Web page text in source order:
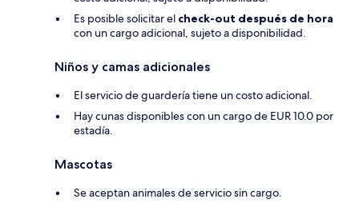
Es posible solicitar el check-out después de hora
con un cargo adicional, sujeto a disponibilidad.
Niños y camas adicionales
El servicio de guardería tiene un costo adicional.
Hay cunas disponibles con un cargo de EUR 10.0 por
estadía.
Mascotas
Se aceptan animales de servicio sin cargo.